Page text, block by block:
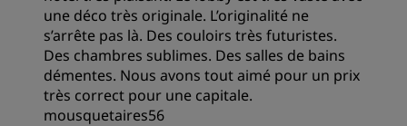
Propreté
Service
une déco très originale. L’originalité ne
s’arrête pas là. Des couloirs très futuristes.
Des chambres sublimes. Des salles de bains
démentes. Nous avons tout aimé pour un prix
très correct pour une capitale.
mousquetaires56